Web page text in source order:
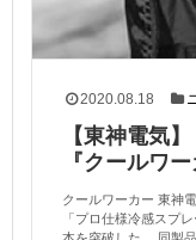
2020.08.18
【東神電気
『クールワ
クールワーカー 東神
「プロ仕様冷感スプ